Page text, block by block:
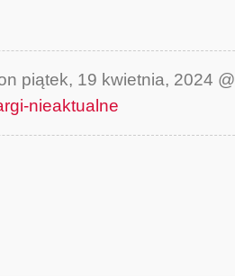
piątek, 19 kwietnia, 2024
nieaktualne